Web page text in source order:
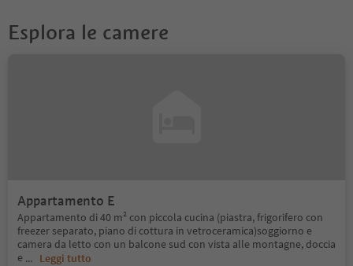
Esplora le camere
Appartamento E
Appartamento di 40 m² con piccola cucina (piastra, frigorifero con
freezer separato, piano di cottura in vetroceramica)soggiorno e
camera da letto con un balcone sud con vista alle montagne, doccia
e ... Leggi tutto